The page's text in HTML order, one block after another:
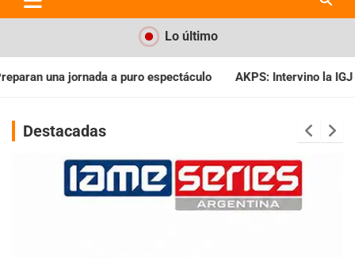
Lo último
AKPS: Intervino la IGJ y oficializó el llamado a
Destacadas